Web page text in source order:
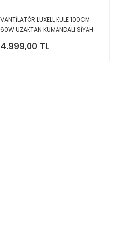
VANTİLATÖR LUXELL KULE 100CM
60W UZAKTAN KUMANDALI SİYAH
4.999,00 TL